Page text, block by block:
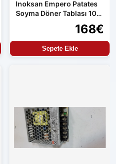
Inoksan Empero Patates
Soyma Döner Tablası 10
kg Makine Uyumlu168€
Sepete Ekle